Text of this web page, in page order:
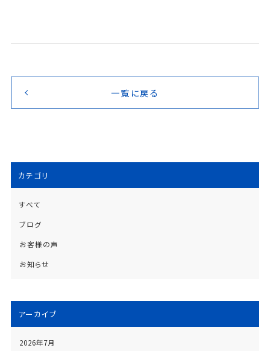
一覧に戻る
カテゴリ
すべて
ブログ
お客様の声
お知らせ
アーカイブ
2026年7月